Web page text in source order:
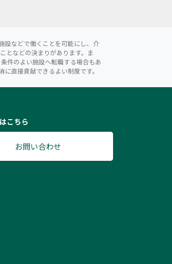
設などで働くことを可能にし、介
となどの決まりがあります。ま
件のよい施設へ転職する場合もあ
直接貢献できるよい制度です。
こちら
お問い合わせ